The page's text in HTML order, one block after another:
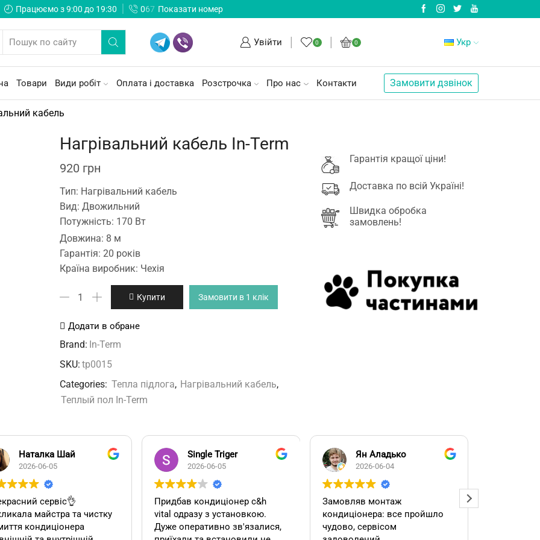
Працюємо з 9:00 до 19:30 067 Показати номер
Увійти 0 0 Укр
Товари Види робіт Оплата і доставка Розстрочка Про нас Контакти Замовити дзвінок
кабель
Нагрівальний кабель In-Term
920 грн
Тип: Нагрівальний кабель
Вид: Двожильний
Потужність: 170 Вт
Довжина: 8 м
Гарантія: 20 років
Країна виробник: Чехія
Нагрівальний
In-
Term
Купити Замовити в 1 клік
Додати в обране
Brand: In-Term
SKU: tp0015
Categories: Тепла підлога, Нагрівальний кабель,
Теплый пол In-Term
Гарантія кращої ціни!
Доставка по всій Україні!
Швидка обробка
замовлень!
Наталка Шай
2026-06-05
сервіс👌
майстра та чистку
кондиціонера
Single Triger
2026-06-05
Придбав кондиціонер c&h
vital одразу з установкою.
Дуже оперативно зв'язалися,
Ян Аладько
2026-06-04
Замовляв монтаж
кондиціонера: все пройшло
чудово, сервісом